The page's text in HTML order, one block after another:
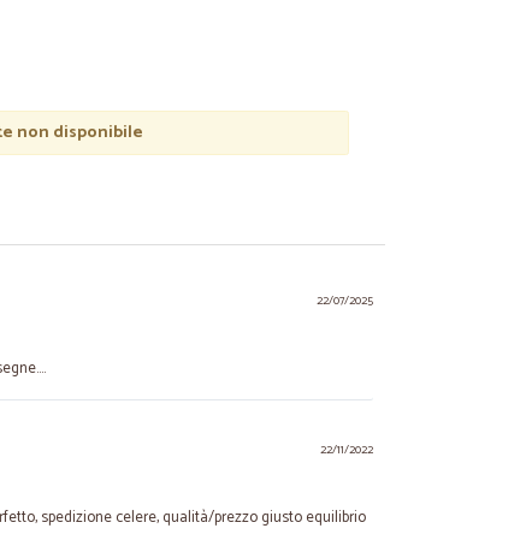
non disponibile
22/07/2025
22/11/2022
spedizione celere, qualità/prezzo giusto equilibrio